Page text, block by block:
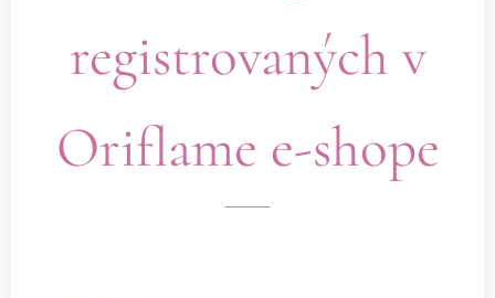
registrovaných v
Oriflame e-shope